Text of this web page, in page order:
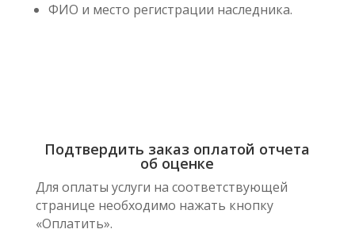
ФИО и место регистрации наследника.
Подтвердить заказ оплатой отчета
об оценке
Для оплаты услуги на соответствующей
странице необходимо нажать кнопку
«Оплатить».